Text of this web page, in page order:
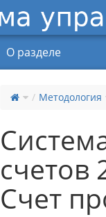
О разделе
Методология
счетов
Счет